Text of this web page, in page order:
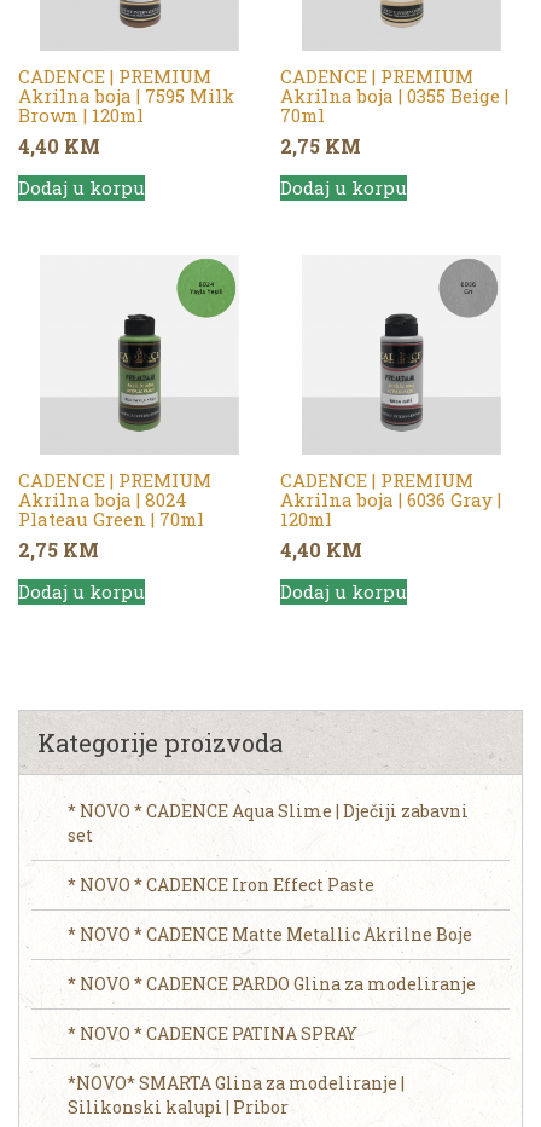
CADENCE | PREMIUM
Akrilna boja | 7595 Milk
Brown | 120ml
4,40 KM
Dodaj u korpu
CADENCE | PREMIUM
Akrilna boja | 0355 Beige |
70ml
2,75 KM
Dodaj u korpu
CADENCE | PREMIUM
Akrilna boja | 8024
Plateau Green | 70ml
2,75 KM
Dodaj u korpu
CADENCE | PREMIUM
Akrilna boja | 6036 Gray |
120ml
4,40 KM
Dodaj u korpu
Kategorije proizvoda
* NOVO * CADENCE Aqua Slime | Dječiji zabavni
set
* NOVO * CADENCE Iron Effect Paste
* NOVO * CADENCE Matte Metallic Akrilne Boje
* NOVO * CADENCE PARDO Glina za modeliranje
* NOVO * CADENCE PATINA SPRAY
*NOVO* SMARTA Glina za modeliranje |
Silikonski kalupi | Pribor